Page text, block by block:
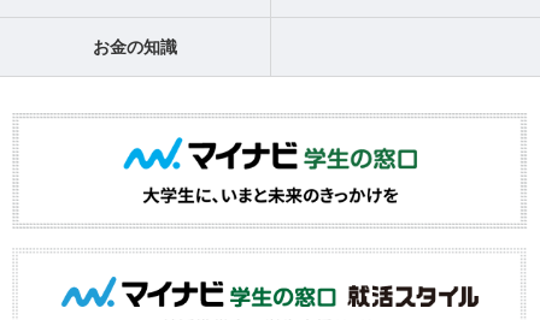
お金の知識